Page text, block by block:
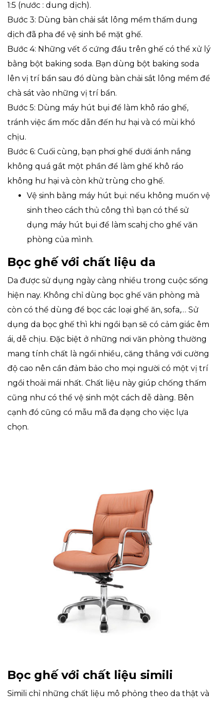
1:5 (nước : dung dịch).
Bước 3: Dùng bàn chải sắt lông mềm thấm dung
dịch đã pha để vệ sinh bề mặt ghế.
Bước 4: Những vết ố cứng đầu trên ghế có thể xử lý
bằng bột baking soda. Bạn dùng bột baking soda
lên vị trí bẩn sau đó dùng bàn chải sắt lông mềm để
chà sát vào những vị trí bẩn.
Bước 5: Dùng máy hút bụi để làm khô ráo ghế,
tránh việc ẩm mốc dẫn đến hư hại và có mùi khó
chịu.
Bước 6: Cuối cùng, bạn phơi ghế dưới ánh nắng
không quá gắt một phần để làm ghế khô ráo
không hư hại và còn khử trùng cho ghế.
Vệ sinh bằng máy hút bụi: nếu không muốn vệ
sinh theo cách thủ công thì bạn có thể sử
dụng máy hút bụi để làm scahj cho ghế văn
phòng của mình.
Bọc ghế với chất liệu da
Da được sử dụng ngày càng nhiều trong cuộc sống
hiện nay. Không chỉ dùng bọc ghế văn phòng mà
còn có thể dùng để bọc các loại ghế ăn, sofa,… Sử
dụng da bọc ghế thì khi ngồi bạn sẽ có cảm giác êm
ái, dễ chịu. Đặc biệt ở những nơi văn phòng thường
mang tính chất là ngồi nhiều, căng thẳng với cường
độ cao nên cần đảm bảo cho mọi người có một vị trí
ngồi thoải mái nhất. Chất liệu này giúp chống thấm
cũng như có thể vệ sinh một cách dễ dàng. Bên
cạnh đó cũng có mẫu mã đa dạng cho việc lựa
chọn.
Bọc ghế với chất liệu simili
Simili chỉ những chất liệu mô phỏng theo da thật và